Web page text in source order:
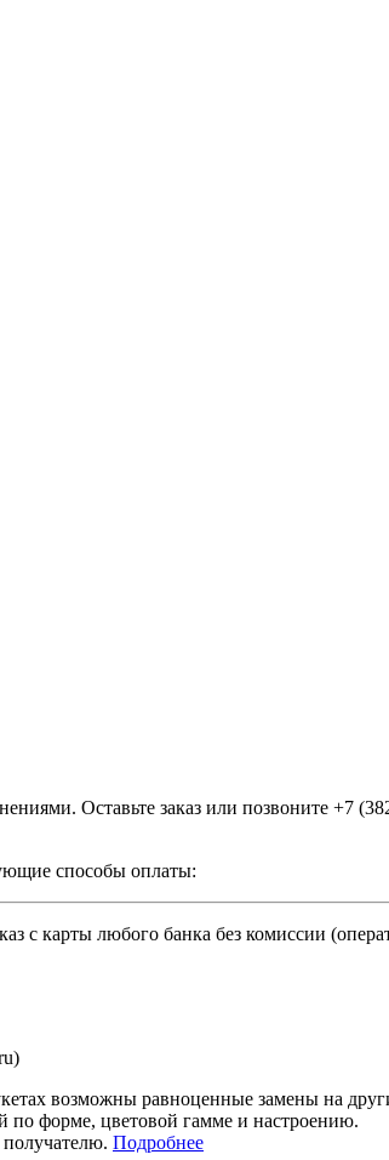
Оставьте заказ или позвоните +7
способы оплаты:
с карты любого банка без комиссии
возможны равноценные замены на
по форме, цветовой гамме и настроению.
Подробнее